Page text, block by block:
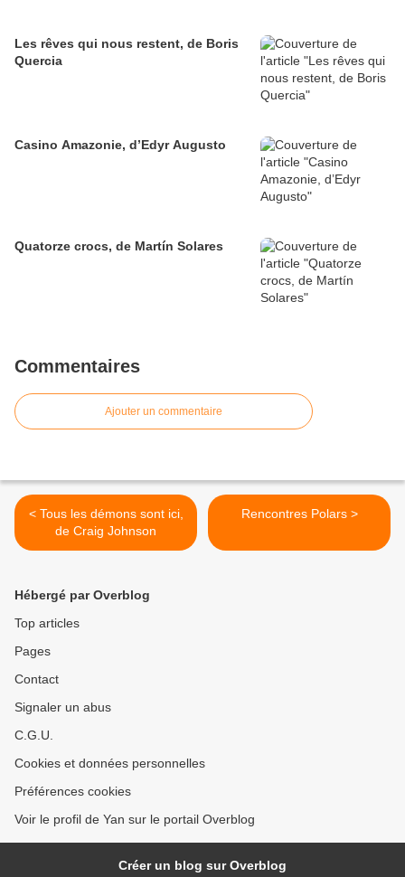
Les rêves qui nous restent, de Boris
Quercia
Casino Amazonie, d’Edyr Augusto
Quatorze crocs, de Martín Solares
Commentaires
Ajouter un commentaire
< Tous les démons sont ici,
de Craig Johnson
Rencontres Polars >
Hébergé par Overblog
Top articles
Pages
Contact
Signaler un abus
C.G.U.
Cookies et données personnelles
Préférences cookies
Voir le profil de Yan sur le portail Overblog
Créer un blog sur Overblog